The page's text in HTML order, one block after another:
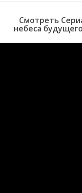
Смотреть
небеса